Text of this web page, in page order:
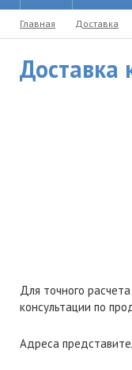
Главная Доставка
Доставка
Для точного
консультации по
Адреса